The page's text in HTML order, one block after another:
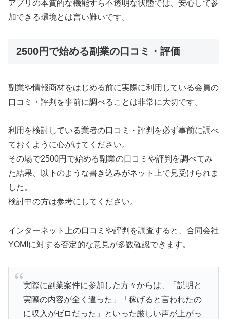
アプリの本質的な機能すら不透明な状態では、安心して参
加できる環境とは言い難いです。
2500円で始める副業の口コミ・評価
副業や情報商材をはじめる前に実際に利用している会員の
口コミ・評判を事前に調べることは非常に大切です。
利用を検討している業者の口コミ・評判を必ず事前に調べ
ておくように心がけてください。
その場で2500円で始める副業の口コミや評判を調べてみ
た結果、以下のような書き込みがネット上で見受けられま
した。
検討中の方は参考にしてください。
インターネット上の口コミや評判を調査すると、合同会社
YOMIに対する否定的な意見が多数確認できます。
実際に副業案件に参加した方々からは、「説明と
実際の内容が全く違った」「稼げると言われたの
に収入がゼロだった」といった厳しい声が上がっ